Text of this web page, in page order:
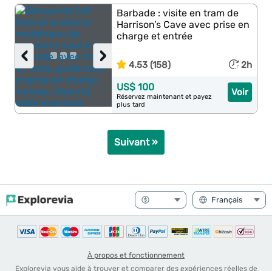
›
‹
Barbade : visite en tram de
Harrison’s Cave avec prise en
charge et entrée
4.53 (158) 2h
Voir
US$ 100
Réservez maintenant et payez
plus tard
Suivant »
À propos et fonctionnement
Explorevia vous aide à trouver et comparer des expériences réelles de